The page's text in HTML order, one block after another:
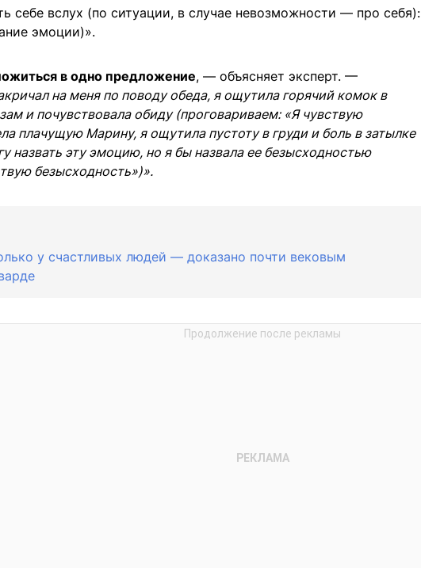
себе вслух (по ситуации, в случае невозможности — про себя):
эмоции)».
в одно предложение, — объясняет эксперт. —
на меня по поводу обеда, я ощутила горячий комок в
и почувствовала обиду (проговариваем: «Я чувствую
плачущую Марину, я ощутила пустоту в груди и боль в затылке
назвать эту эмоцию, но я бы назвала ее безысходностью
безысходность»)».
у счастливых людей — доказано почти вековым